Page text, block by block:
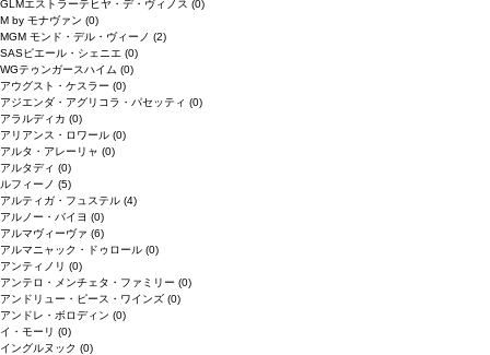
GLMエストラーテヒヤ・デ・ヴィノス (0)
M by モナヴァン (0)
MGM モンド・デル・ヴィーノ (2)
SASピエール・シェニエ (0)
WGテゥンガースハイム (0)
アウグスト・ケスラー (0)
アジエンダ・アグリコラ・パセッティ (0)
アラルディカ (0)
アリアンス・ロワール (0)
アルタ・アレーリャ (0)
アルタディ (0)
ルフィーノ (5)
アルティガ・フュステル (4)
アルノー・バイヨ (0)
アルマヴィーヴァ (6)
アルマニャック・ドゥロール (0)
アンティノリ (0)
アンテロ・メンチェタ・ファミリー (0)
アンドリュー・ピース・ワインズ (0)
アンドレ・ボロディン (0)
イ・モーリ (0)
イングルヌック (0)